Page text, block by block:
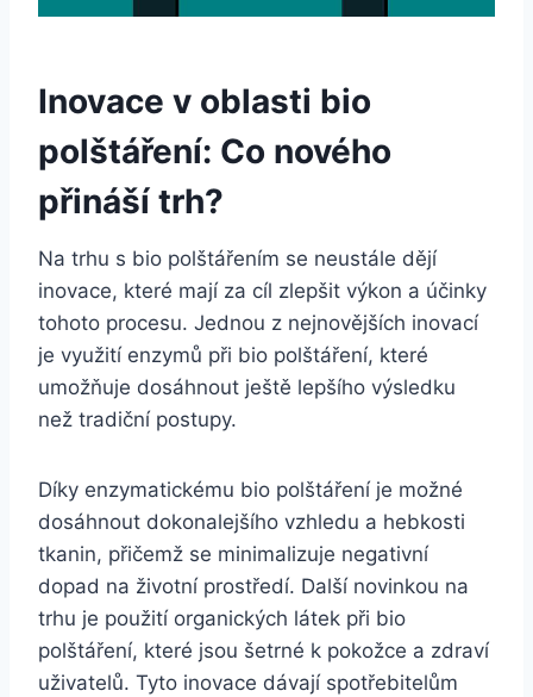
Inovace v oblasti bio ​
polštáření: Co nového
přináší‌ trh?
Na trhu s bio polštářením ⁣se neustále dějí
⁤inovace, které mají za ⁤cíl zlepšit​ výkon a ⁤účinky
tohoto procesu. Jednou z nejnovějších inovací
je využití enzymů při bio polštáření, které
umožňuje dosáhnout ještě lepšího výsledku
než tradiční ‍postupy.
Díky enzymatickému⁢ bio polštáření je možné
dosáhnout‌ dokonalejšího vzhledu a hebkosti
tkanin, přičemž se minimalizuje negativní
dopad na ‍životní prostředí. Další novinkou na
trhu⁣ je použití organických látek při bio
polštáření, které jsou šetrné k pokožce a zdraví
uživatelů. Tyto inovace dávají spotřebitelům